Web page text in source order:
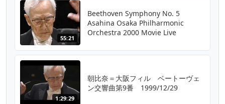
55:21
Beethoven Symphony No. 5
Asahina Osaka Philharmonic
Orchestra 2000 Movie Live
1:29:29
朝比奈＝大阪フィル ベートーヴェ
ン交響曲第9番 1999/12/29